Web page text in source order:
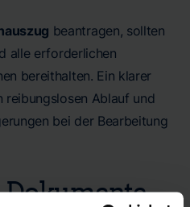
beantragen, sollten
alle erforderlichen
bereithalten. Ein klarer
reibungslosen Ablauf und
bei der Bearbeitung